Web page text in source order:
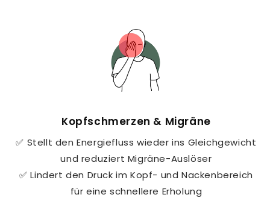
Kopfschmerzen & Migräne
✅ Stellt den Energiefluss wieder ins Gleichgewicht
und reduziert Migräne-Auslöser
✅ Lindert den Druck im Kopf- und Nackenbereich
für eine schnellere Erholung